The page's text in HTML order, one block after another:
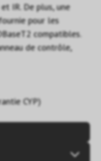
IR. De plus, une
pour les
compatibles.
de contrôle,
CYP)